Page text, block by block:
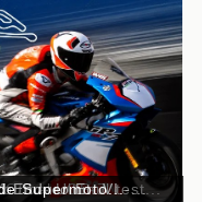
GP-7...
- Ultimul test...
Enduro Et. VI -...
Supermoto...